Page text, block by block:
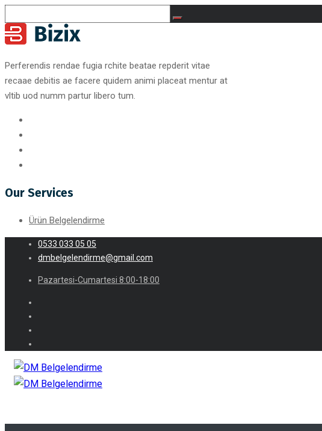
Perferendis rendae fugia rchite beatae repderit vitae
recaae debitis ae facere quidem animi placeat mentur at
vltib uod numm partur libero tum.
Our Services
Ürün Belgelendirme
0533 033 05 05
dmbelgelendirme@gmail.com
Pazartesi-Cumartesi 8:00-18:00